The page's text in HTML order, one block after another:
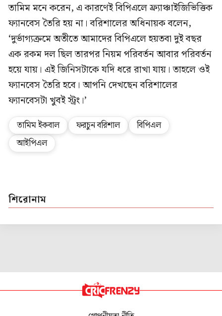
তামিম মনে করেন, এ কারণেই বিপিএলে ফ্র্যাঞ্চাইজিভিত্তিক
ফ্যানবেস তৈরি হয় না। বরিশালের অধিনায়ক বলেন,
‘দুর্ভাগ্যক্রমে অতীতে আমাদের বিপিএলে হয়তবা দুই বছর
এক রকম দল ছিল তারপর নিয়ম পরিবর্তন আবার পরিবর্তন
হয়ে যায়। এই জিনিসটাকে যদি ধরে রাখা যায়। তাহলে ওই
ফ্যানবেস তৈরি হবে। আপনি দেখছেন বরিশালের
ফ্যানবেসটা খুবই স্ট্রং।’
তামিম ইকবাল ফরচুন বরিশাল
বিপিএল
আইপিএল
শিরোনাম